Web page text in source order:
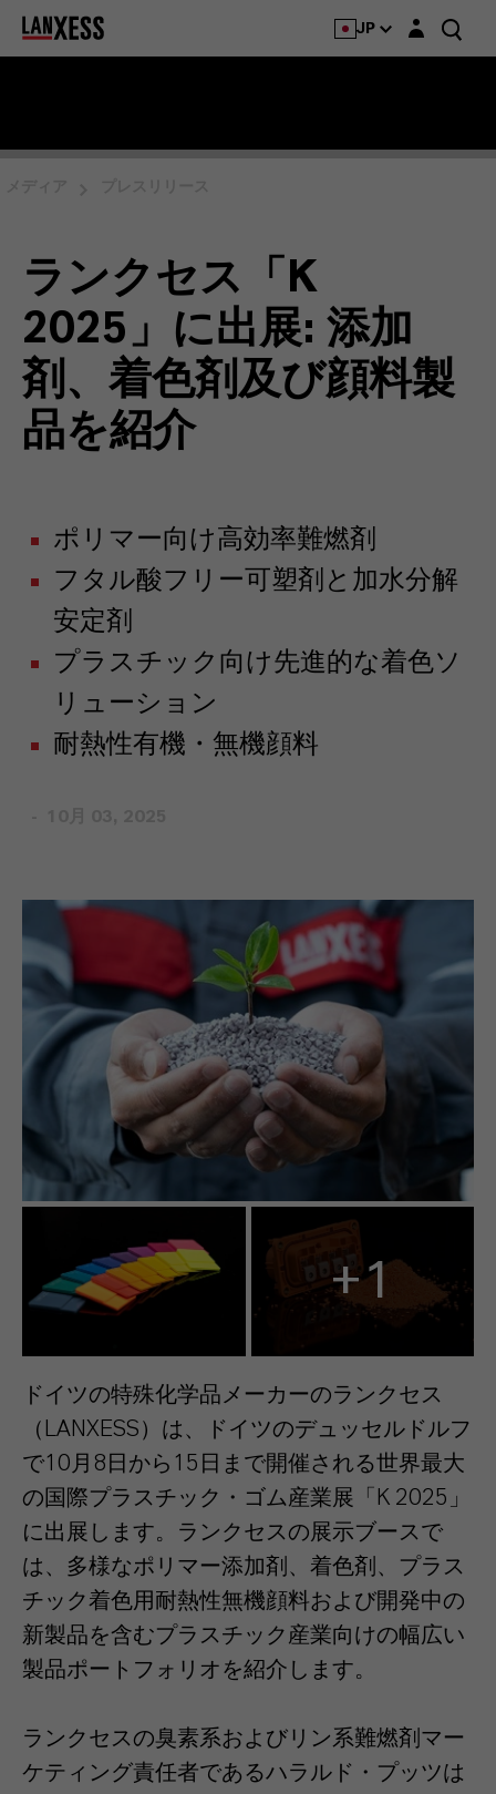
JP Login layer
ランクセス「K
2025」に出展: 添加
剤、着色剤及び顔料製
品を紹介
ポリマー向け高効率難燃剤
フタル酸フリー可塑剤と加水分解
安定剤
プラスチック向け先進的な着色ソ
リューション
耐熱性有機・無機顔料
+1
ドイツの特殊化学品メーカーのランクセス
（LANXESS）は、ドイツのデュッセルドルフ
で10月8日から15日まで開催される世界最大
の国際プラスチック・ゴム産業展「K 2025」
に出展します。ランクセスの展示ブースで
は、多様なポリマー添加剤、着色剤、プラス
チック着色用耐熱性無機顔料および開発中の
新製品を含むプラスチック産業向けの幅広い
製品ポートフォリオを紹介します。
ランクセスの臭素系およびリン系難燃剤マー
ケティング責任者であるハラルド・プッツは